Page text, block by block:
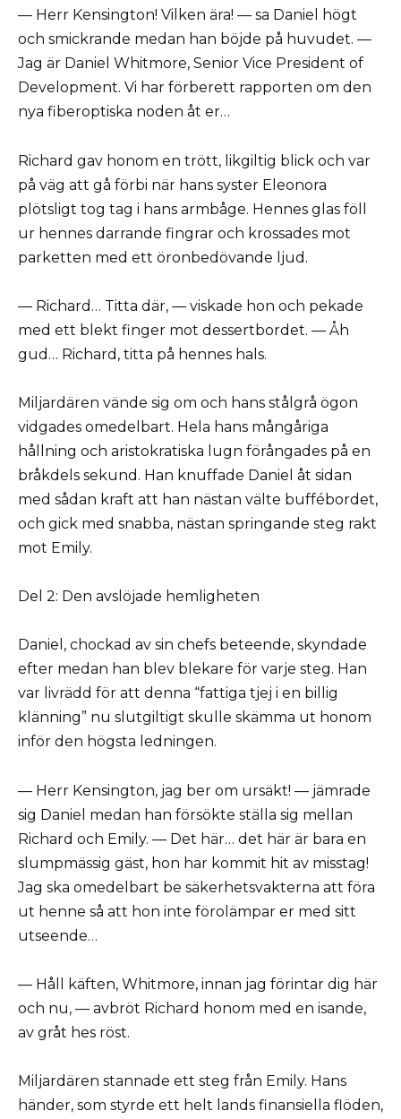
— Herr Kensington! Vilken ära! — sa Daniel högt
och smickrande medan han böjde på huvudet. —
Jag är Daniel Whitmore, Senior Vice President of
Development. Vi har förberett rapporten om den
nya fiberoptiska noden åt er…
Richard gav honom en trött, likgiltig blick och var
på väg att gå förbi när hans syster Eleonora
plötsligt tog tag i hans armbåge. Hennes glas föll
ur hennes darrande fingrar och krossades mot
parketten med ett öronbedövande ljud.
— Richard… Titta där, — viskade hon och pekade
med ett blekt finger mot dessertbordet. — Åh
gud… Richard, titta på hennes hals.
Miljardären vände sig om och hans stålgrå ögon
vidgades omedelbart. Hela hans mångåriga
hållning och aristokratiska lugn förångades på en
bråkdels sekund. Han knuffade Daniel åt sidan
med sådan kraft att han nästan välte buffébordet,
och gick med snabba, nästan springande steg rakt
mot Emily.
Del 2: Den avslöjade hemligheten
Daniel, chockad av sin chefs beteende, skyndade
efter medan han blev blekare för varje steg. Han
var livrädd för att denna “fattiga tjej i en billig
klänning” nu slutgiltigt skulle skämma ut honom
inför den högsta ledningen.
— Herr Kensington, jag ber om ursäkt! — jämrade
sig Daniel medan han försökte ställa sig mellan
Richard och Emily. — Det här… det här är bara en
slumpmässig gäst, hon har kommit hit av misstag!
Jag ska omedelbart be säkerhetsvakterna att föra
ut henne så att hon inte förolämpar er med sitt
utseende…
— Håll käften, Whitmore, innan jag förintar dig här
och nu, — avbröt Richard honom med en isande,
av gråt hes röst.
Miljardären stannade ett steg från Emily. Hans
händer, som styrde ett helt lands finansiella flöden,